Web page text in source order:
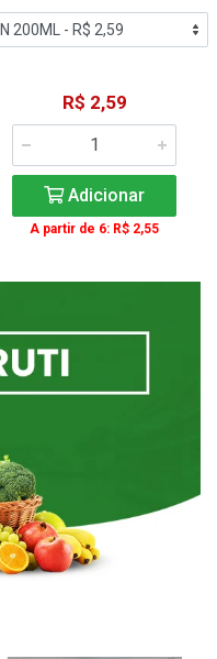
R$ 2,59
Adicionar
A partir de 6: R$ 2,55